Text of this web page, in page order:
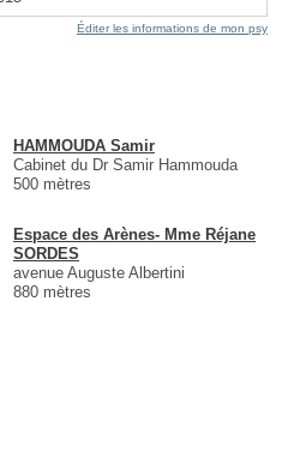
Éditer les informations de mon psy
HAMMOUDA Samir
Cabinet du Dr Samir Hammouda
500 mètres
Espace des Arènes- Mme Réjane
SORDES
avenue Auguste Albertini
880 mètres